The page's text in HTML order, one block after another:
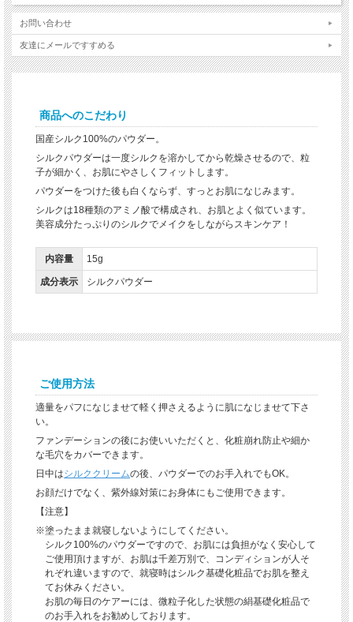
すい部分にぬって、柔らかな肌を保護。）
ルーズタイプの無添加100%ピュアシルクパウダー。粒子が細かく、
さらっとお肌に馴染んで白くなりません。
ファンデーションが苦手な方やメイクの仕上がりをワンランクアッ
こんな方におススメです！
ファンデーションが苦手な方
ナチュラルメイクが好きな方
パウダーに日焼け防止効果を求める方
お問い合わせ
友達にメールですすめる
商品へのこだわり
国産シルク100%のパウダー。
シルクパウダーは一度シルクを溶かしてから乾燥させるので、粒
子が細かく、お肌にやさしくフィットします。
パウダーをつけた後も白くならず、すっとお肌になじみます。
シルクは18種類のアミノ酸で構成され、お肌とよく似ています。
美容成分たっぷりのシルクでメイクをしながらスキンケア！
内容量 15g
成分表示 シルクパウダー
ご使用方法
適量をパフになじませて軽く押さえるように肌になじませて下さ
い。
ファンデーションの後にお使いいただくと、化粧崩れ防止や細か
な毛穴をカバーできます。
日中はシルククリームの後、パウダーでのお手入れでもOK。
お顔だけでなく、紫外線対策にお身体にもご使用できます。
【注意】
※塗ったまま就寝しないようにしてください。
シルク100%のパウダーですので、お肌には負担がなく安心して
ご使用頂けますが、お肌は千差万別で、コンディションが人そ
れぞれ違いますので、就寝時はシルク基礎化粧品でお肌を整え
てお休みください。
お肌の毎日のケアーには、微粒子化した状態の絹基礎化粧品で
のお手入れをお勧めしております。